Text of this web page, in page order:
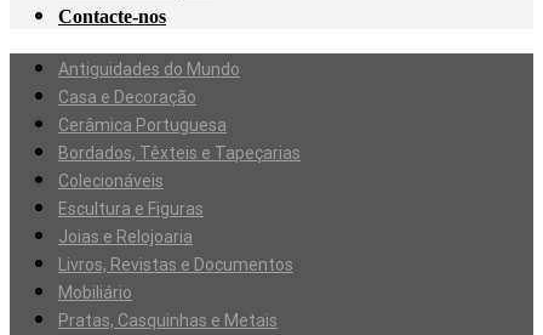
Contacte-nos
Antiguidades do Mundo
Casa e Decoração
Cerâmica Portuguesa
Bordados, Têxteis e Tapeçarias
Colecionáveis
Escultura e Figuras
Joias e Relojoaria
Livros, Revistas e Documentos
Mobiliário
Pratas, Casquinhas e Metais